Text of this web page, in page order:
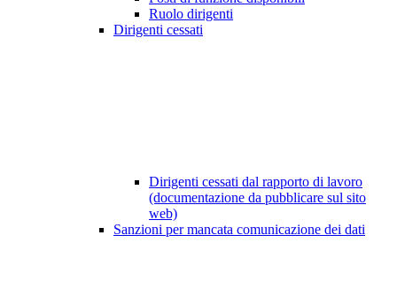
Ruolo dirigenti
Dirigenti cessati
Dirigenti cessati dal rapporto di lavoro
(documentazione da pubblicare sul sito
web)
Sanzioni per mancata comunicazione dei dati